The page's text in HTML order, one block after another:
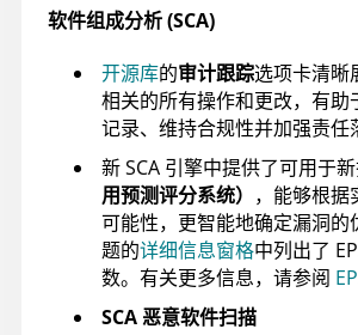
软件组成分析 (SCA)
开源库的审计跟踪选项卡清晰
相关的所有操作和更改，有助
记录、维持合规性并加强责任
新 SCA 引擎中提供了可用于
用预测评分系统） ，能够根据
可能性，更智能地确定漏洞的
题的详细信息窗格中列出了
数。有关更多信息，请参阅
SCA 恶意软件扫描